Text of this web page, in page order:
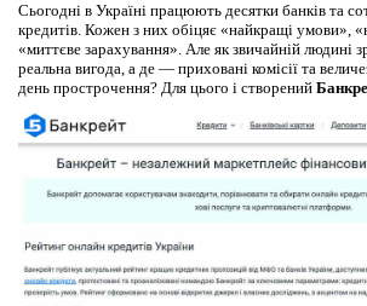
Сьогодні в Україні працюють десятки банків та
кредитів. Кожен з них обіцяє «найкращі умови»,
«миттєве зарахування». Але як звичайній людині
реальна вигода, а де — приховані комісії та
день прострочення? Для цього і створений